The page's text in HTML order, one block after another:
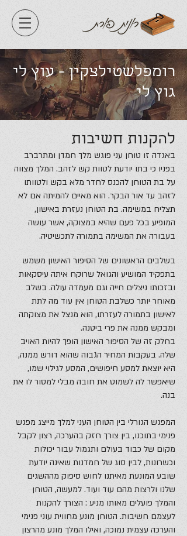
רומפלשטילצקין - עוץ לי
גוץ לי
להקנות חשיבות
באגדה זו טוחן עני פוגש מלך חמדן ומתרברב
בפניו כי בתו יודעת לטוות קש לזהב. המלך מצווה
על בת הטוחן להכנס לחדר מלא בקש ולטוותו
לזהב עד אור הבקר. הוא מאיים להמיתה אם לא
תצליח במשימה. בת הטוחן נעזרת באישון,
המופיע בכל פעם שהיא במצוקה, אשר עושה
בעבורה את המשימה בתמורה לתכשיטיה.
בשלבים הראשונים של הסיפור האישון משמש
בתפקיד המושיע והגואל שרוקח איתה עיסקאות
ובזכותו ניצלים חייה וגם מעמדה עולה. בשלב
מאוחר יותר כשלבת הטוחן אין עוד מה לתת
לאישון בתמורה לעזרתו, הוא מנצל את מצוקתה
ומבקש ממנה את פרי ביטנה.
בחלק זה של הסיפור האישון הופך להיות האויב
שלה. בעקבות המחיר הגבוה שהוא דורש ממנה,
היא יוצאת למסע חיפושים, המסע לגילוי שמו,
שיאפשר לה לשמוט את חובה מבלי למסור לו את
בנה.
המפגש הגורלי בין הטוחן העני למלך מייצג מפגש
פנימי בתוכנו, בין צורך חזק בהערכה, רצון לקבל
מקום של כבוד בעולם ותגמול עבור יכולות
וכשרונות, לבין סוג של חמדנות שאינה יודעת
שובע המונעת מאיתנו לחוש סיפוק מההשגים
שלנו ולרצות מהם עוד ועוד. למעשה, הטוחן
והמלך פועלים מאותו מניע : הצורך להקנות
לעצמם חשיבות. הטוחן מונע מחווית עוני פנימי
והערכה עצמית נמוכה, ואילו המלך מונע מהרצון